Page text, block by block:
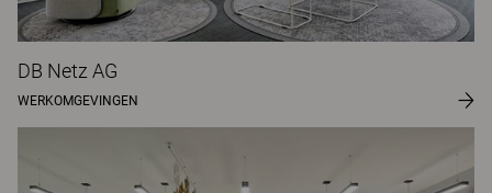
DB Netz AG
WERKOMGEVINGEN